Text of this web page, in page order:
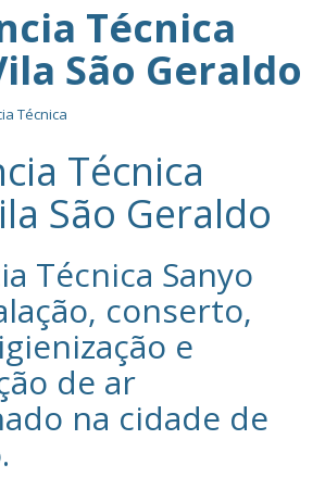
Técnica
São Geraldo
Técnica
Técnica
São Geraldo
Técnica Sanyo‎
conserto,
e
de ar
na cidade de
.